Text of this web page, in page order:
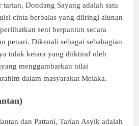
Dondang Sayang adalah satu
cinta berbalas yang diiringi alunan
seni berpantun secara
penari. Dikenali sebagai sebahagian
tidak ketara yang diiktiraf oleh
menggambarkan nilai
dalam masyarakat Melaka.
dan Pattani, Tarian Asyik adalah